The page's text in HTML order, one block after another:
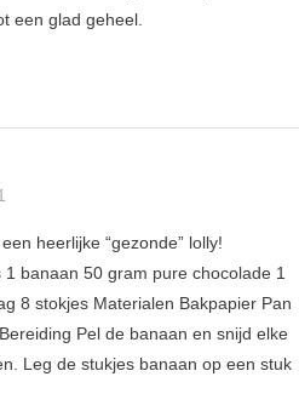
een glad geheel.
heerlijke “gezonde” lolly!
1 banaan 50 gram pure chocolade 1
8 stokjes Materialen Bakpapier Pan
Pel de banaan en snijd elke
Leg de stukjes banaan op een stuk